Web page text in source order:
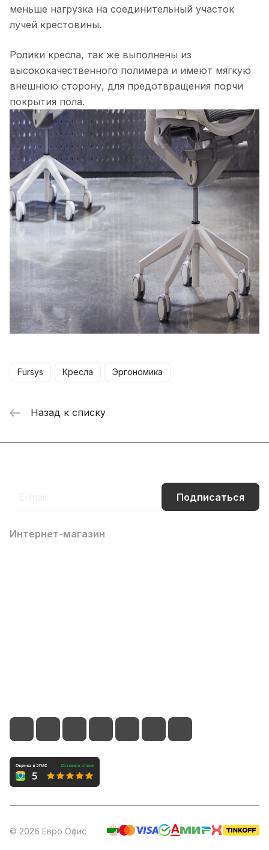
меньше нагрузка на соединительный участок
лучей крестовины.
Ролики кресла, так же выполнены из
высококачественного полимера и имеют мягкую
внешнюю сторону, для предотвращения порчи
покрытия пола.
Fursys Кресла Эргономика
Назад к списку
Подписаться
Интернет-магазин
© 2026 Евро Офис